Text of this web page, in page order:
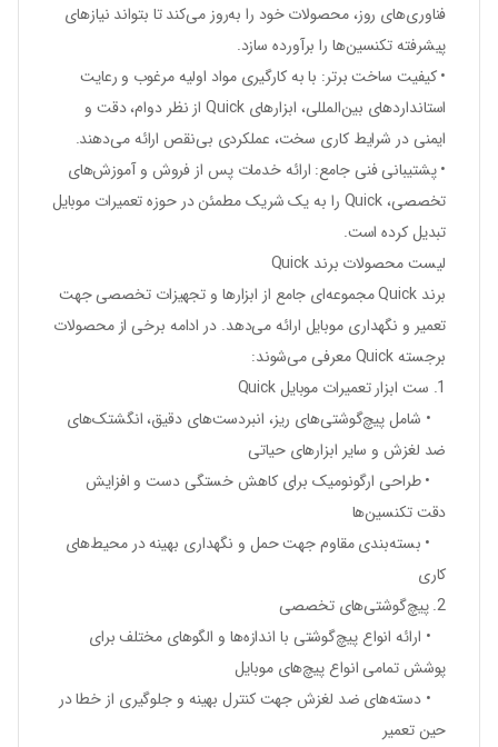
فناوری‌های روز، محصولات خود را به‌روز می‌کند تا بتواند نیازهای
پیشرفته تکنسین‌ها را برآورده سازد.
• کیفیت ساخت برتر: با به کارگیری مواد اولیه مرغوب و رعایت
استانداردهای بین‌المللی، ابزارهای Quick از نظر دوام، دقت و
ایمنی در شرایط کاری سخت، عملکردی بی‌نقص ارائه می‌دهند.
• پشتیبانی فنی جامع: ارائه خدمات پس از فروش و آموزش‌های
تخصصی، Quick را به یک شریک مطمئن در حوزه تعمیرات موبایل
تبدیل کرده است.
لیست محصولات برند Quick
برند Quick مجموعه‌ای جامع از ابزارها و تجهیزات تخصصی جهت
تعمیر و نگهداری موبایل ارائه می‌دهد. در ادامه برخی از محصولات
برجسته Quick معرفی می‌شوند:
1. ست ابزار تعمیرات موبایل Quick
• شامل پیچ‌گوشتی‌های ریز، انبردست‌های دقیق، انگشتک‌های
ضد لغزش و سایر ابزارهای حیاتی
• طراحی ارگونومیک برای کاهش خستگی دست و افزایش
دقت تکنسین‌ها
• بسته‌بندی مقاوم جهت حمل و نگهداری بهینه در محیط‌های
کاری
2. پیچ‌گوشتی‌های تخصصی
• ارائه انواع پیچ‌گوشتی با اندازه‌ها و الگوهای مختلف برای
پوشش تمامی انواع پیچ‌های موبایل
• دسته‌های ضد لغزش جهت کنترل بهینه و جلوگیری از خطا در
حین تعمیر